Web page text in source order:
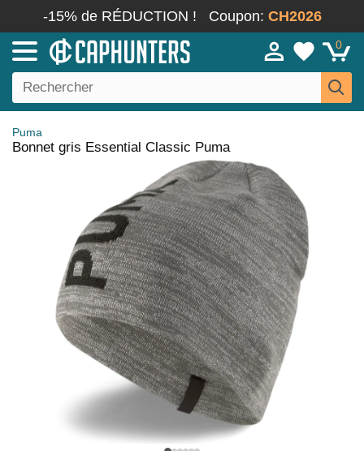
-15% de RÉDUCTION ! Coupon: CH2026
0
Puma
Bonnet gris Essential Classic Puma